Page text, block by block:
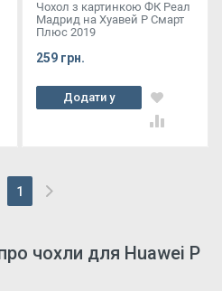
Чохол з картинкою ФК Реал
Мадрид на Хуавей Р Смарт
Плюс 2019
259 грн.
Додати у
кошик
1
(current)
чохли для Huawei P